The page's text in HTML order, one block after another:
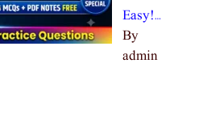
Easy!…
By
admin